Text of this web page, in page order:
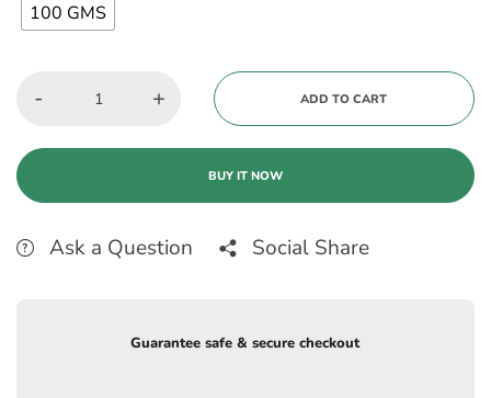
100 GMS
- + ADD TO CART
BUY IT NOW
Ask a Question Social Share
Guarantee safe & secure checkout